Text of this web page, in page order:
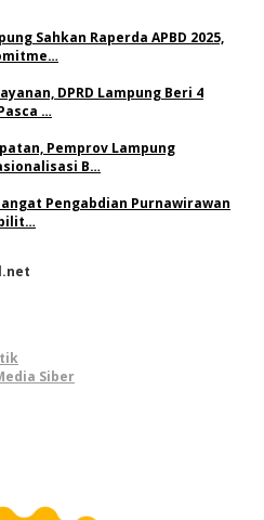
Sahkan Raperda APBD 2025,
DPRD Lampung Beri 4
…
Pemprov Lampung
B…
Pengabdian Purnawirawan
Siber